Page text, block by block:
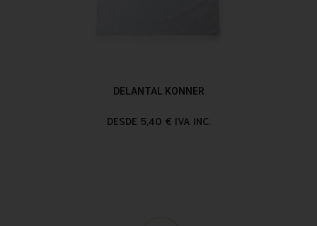
DELANTAL KONNER
DESDE 5,40 € IVA INC.